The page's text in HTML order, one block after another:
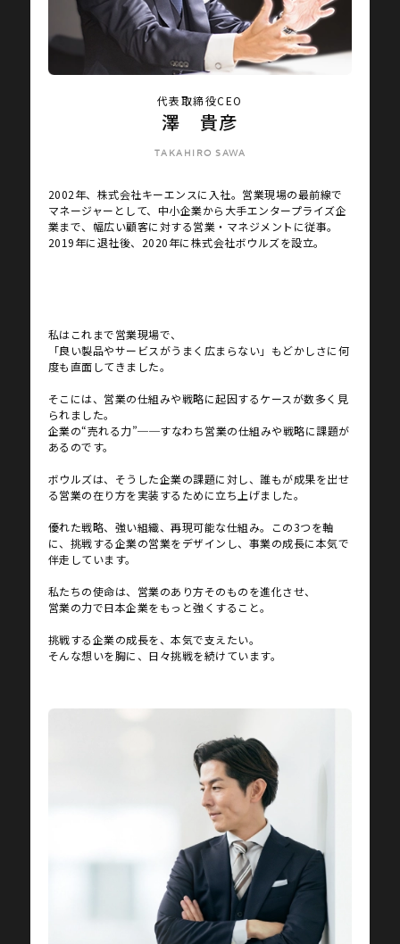
代表取締役CEO
澤 貴彦
TAKAHIRO SAWA
2002年、株式会社キーエンスに入社。営業現場の最前線で
マネージャーとして、中小企業から大手エンタープライズ企
業まで、幅広い顧客に対する営業・マネジメントに従事。
2019年に退社後、2020年に株式会社ボウルズを設立。
私はこれまで営業現場で、
「良い製品やサービスがうまく広まらない」もどかしさに何
度も直面してきました。
そこには、営業の仕組みや戦略に起因するケースが数多く見
られました。
企業の“売れる力”──すなわち営業の仕組みや戦略に課題が
あるのです。
ボウルズは、そうした企業の課題に対し、誰もが成果を出せ
る営業の在り方を実装するために立ち上げました。
優れた戦略、強い組織、再現可能な仕組み。この3つを軸
に、挑戦する企業の営業をデザインし、事業の成長に本気で
伴走しています。
私たちの使命は、営業のあり方そのものを進化させ、
営業の力で日本企業をもっと強くすること。
挑戦する企業の成長を、本気で支えたい。
そんな想いを胸に、日々挑戦を続けています。